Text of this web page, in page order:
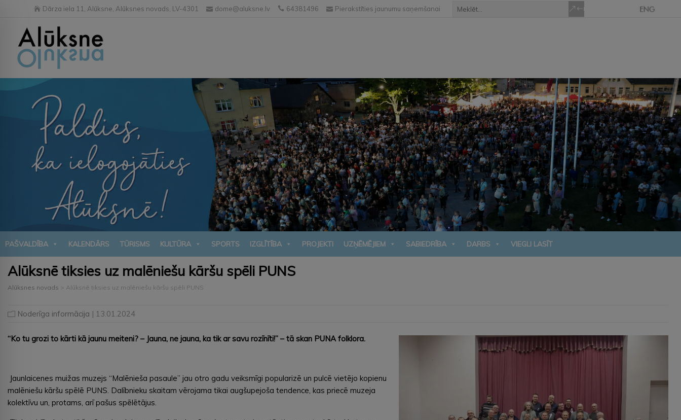
Dārza iela 11, Alūksne, Alūksnes novads, LV-4301 dome@aluksne.lv 64381496 Pierakstīties jaunumu saņemšanai
PAŠVALDĪBA KALENDĀRS TŪRISMS KULTŪRA SPORTS IZGLĪTĪBA PROJEKTI UZŅĒMĒJIEM SABIEDRĪBA DARBS VIEGLI LASĪT
Alūksnē tiksies uz malēniešu kāršu spēli PUNS
Alūksnes novads > Alūksnē tiksies uz malēniešu kāršu spēli PUNS
Noderīga informācija | 13.01.2024
“Ko tu grozi to kārti kā jaunu meiteni? – Jauna, ne jauna, ka tik ar savu rozīnīti!” – tā skan PUNA folklora.
Jaunlaicenes muižas muzejs “Malēnieša pasaule” jau otro gadu veiksmīgi popularizē un pulcē vietējo kopienu
malēniešu kāršu spēlē PUNS. Dalībnieku skaitam vērojama tikai augšupejoša tendence, kas priecē muzeja
kolektīvu un, protams, arī pašus spēlētājus.